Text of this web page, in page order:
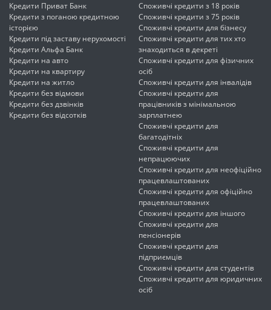
Кредити Приват Банк
Кредити з поганою кредитною
історією
Кредити під заставу нерухомості
Кредити Альфа Банк
Кредити на авто
Кредити на квартиру
Кредити на житло
Кредити без відмови
Кредити без дзвінків
Кредити без відсотків
Споживчі кредити з 18 років
Споживчі кредити з 75 років
Споживчі кредити для бізнесу
Споживчі кредити для тих хто
знаходиться в декреті
Споживчі кредити для фізичних
осіб
Споживчі кредити для інвалідів
Споживчі кредити для
працівників з мінімальною
зарплатнею
Споживчі кредити для
багатодітніх
Споживчі кредити для
непрацюючих
Споживчі кредити для неофіційно
працевлаштованих
Споживчі кредити для офіційно
працевлаштованих
Споживчі кредити для іншого
Споживчі кредити для
пенсіонерів
Споживчі кредити для
підприємців
Споживчі кредити для студентів
Споживчі кредити для юридичних
осіб